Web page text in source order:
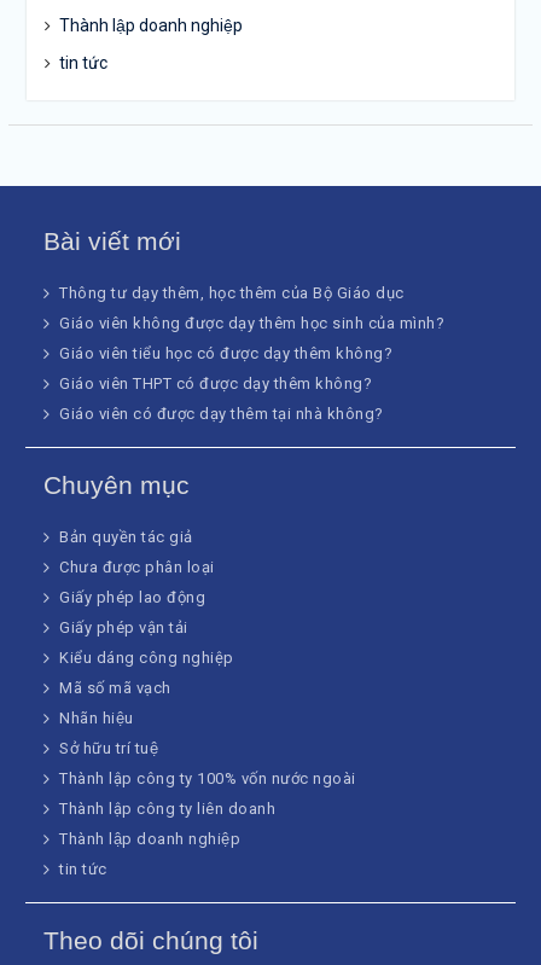
Thành lập doanh nghiệp
tin tức
Bài viết mới
Thông tư dạy thêm, học thêm của Bộ Giáo dục
Giáo viên không được dạy thêm học sinh của mình?
Giáo viên tiểu học có được dạy thêm không?
Giáo viên THPT có được dạy thêm không?
Giáo viên có được dạy thêm tại nhà không?
Chuyên mục
Bản quyền tác giả
Chưa được phân loại
Giấy phép lao động
Giấy phép vận tải
Kiểu dáng công nghiệp
Mã số mã vạch
Nhãn hiệu
Sở hữu trí tuệ
Thành lập công ty 100% vốn nước ngoài
Thành lập công ty liên doanh
Thành lập doanh nghiệp
tin tức
Theo dõi chúng tôi